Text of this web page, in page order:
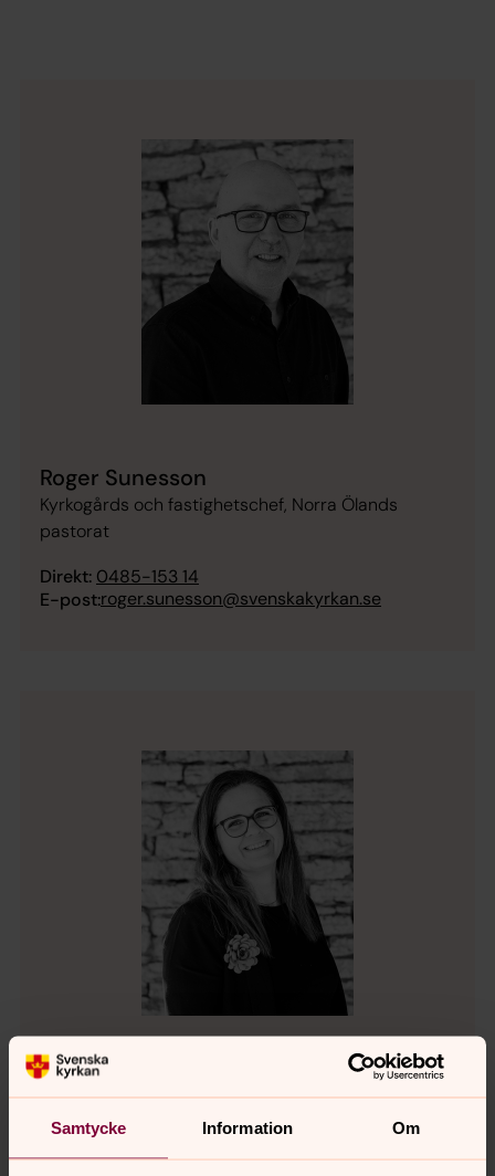
Samtycke Information Om
Roger Sunesson
Kyrkogårds och fastighetschef, Norra Ölands
pastorat
Direkt: 0485-153 14
E-post:roger.sunesson@svenskakyrkan.se
Anna Fendin Ahlström
Kommunikatör, Kontaktperson-IT,
Församlingsexpedition och kansli,